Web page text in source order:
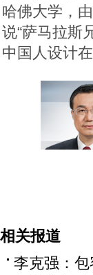
哈佛大学，
说“萨马拉斯
中国人设计
相关报道
李克强：